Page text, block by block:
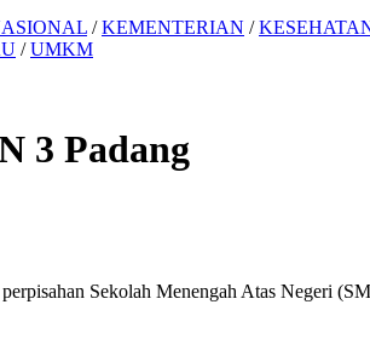
/KEMENTERIAN /
/UMKM
3 Padang
Sekolah Menengah Atas Negeri